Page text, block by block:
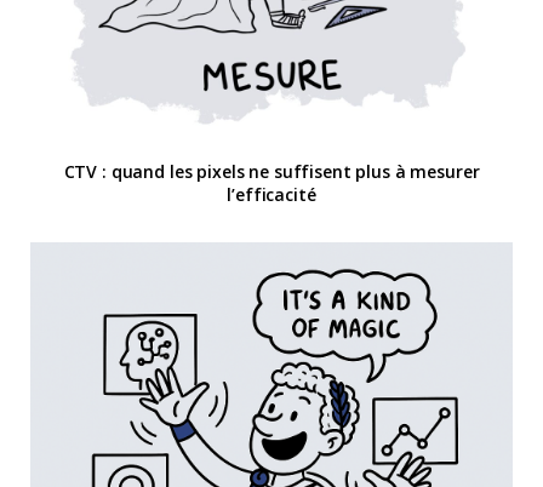
CTV : quand les pixels ne suffisent plus à mesurer
l’efficacité